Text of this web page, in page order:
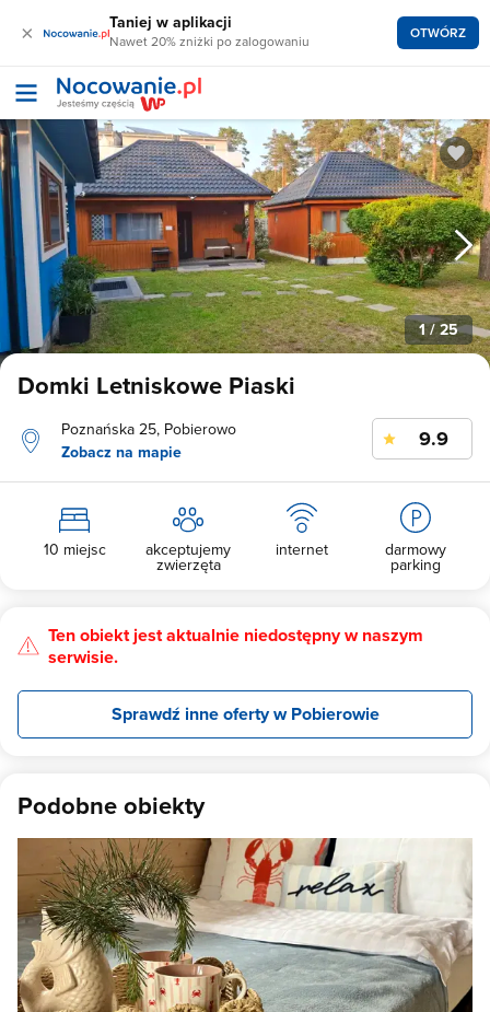
× Taniej w aplikacji
Nawet 20% zniżki po zalogowaniu OTWÓRZ
1/ 25
Domki Letniskowe Piaski
Poznańska 25, Pobierowo
Zobacz na mapie
9.9
10 miejsc akceptujemy
zwierzęta
internet darmowy
parking
Ten obiekt jest aktualnie niedostępny w naszym
serwisie.
Sprawdź inne oferty w Pobierowie
Podobne obiekty